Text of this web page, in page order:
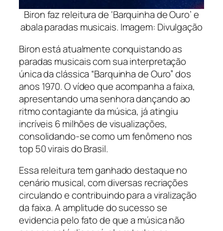
Biron faz releitura de ‘Barquinha de Ouro’ e
abala paradas musicais. Imagem: Divulgação
Biron está atualmente conquistando as
paradas musicais com sua interpretação
única da clássica “Barquinha de Ouro” dos
anos 1970. O vídeo que acompanha a faixa,
apresentando uma senhora dançando ao
ritmo contagiante da música, já atingiu
incríveis 6 milhões de visualizações,
consolidando-se como um fenômeno nos
top 50 virais do Brasil.
Essa releitura tem ganhado destaque no
cenário musical, com diversas recriações
circulando e contribuindo para a viralização
da faixa. A amplitude do sucesso se
evidencia pelo fato de que a música não